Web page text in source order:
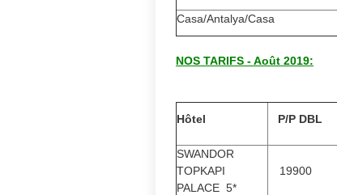
Casa/Antalya/Casa
NOS TARIFS - Août 2019:
Hôtel P/P DBL
SWANDOR
TOPKAPI
PALACE 5*
19900